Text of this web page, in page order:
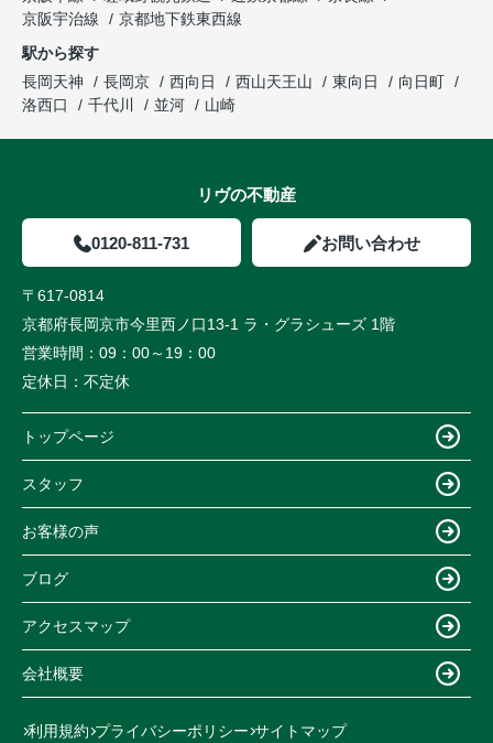
京阪宇治線
京都地下鉄東西線
駅から探す
長岡天神
長岡京 西向日 西山天王山 東向日
向日町
洛西口
千代川 並河 山崎
リヴの不動産
0120-811-731 お問い合わせ
〒617-0814
京都府長岡京市今里西ノ口13-1 ラ・グラシューズ 1階
営業時間： 09：00～19：00
定休日： 不定休
トップページ
スタッフ
お客様の声
ブログ
アクセスマップ
会社概要
利用規約 プライバシーポリシー サイトマップ